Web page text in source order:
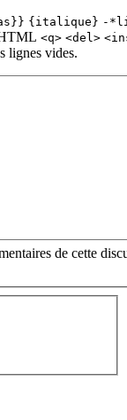
{italique} -
<q> <del>
lignes vides.
de cette